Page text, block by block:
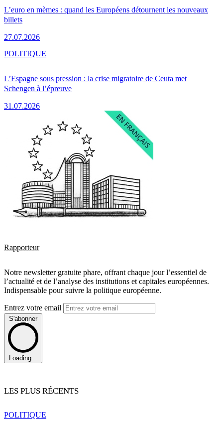
L’euro en mèmes : quand les Européens détournent les nouveaux
billets
27.07.2026
L’Espagne sous pression : la crise migratoire de Ceuta met
Schengen à l’épreuve
31.07.2026
POLITIQUE
Rapporteur
Notre newsletter gratuite phare, offrant chaque jour l’essentiel de
l’actualité et de l’analyse des institutions et capitales européennes.
Indispensable pour suivre la politique européenne.
Entrez votre email
S'abonner
Loading...
LES PLUS RÉCENTS
POLITIQUE